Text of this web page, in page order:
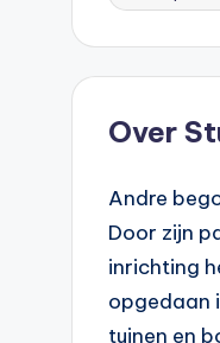
Over
Andre
Door zijn
inrichting
opgedaan
tuinen en